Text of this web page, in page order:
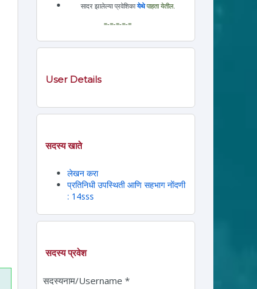
सादर झालेल्या प्रवेशिकायेथेपाहता येतील.
=-=-=-=-=
User Details
सदस्य खाते
लेखन करा
प्रतिनिधी उपस्थिती आणि सहभाग नोंदणी
: 14sss
सदस्य प्रवेश
सदस्यनाम/Username *